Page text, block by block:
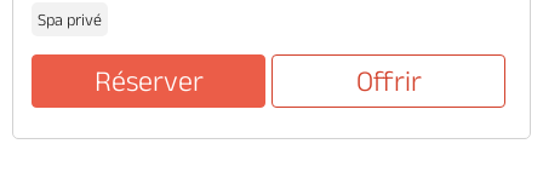
Spa privé
Réserver Offrir